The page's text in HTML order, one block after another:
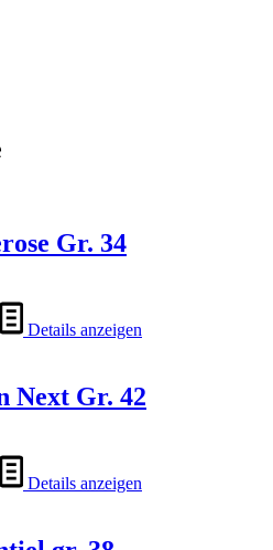
Gr. 34
Details anzeigen
Next Gr. 42
Details anzeigen